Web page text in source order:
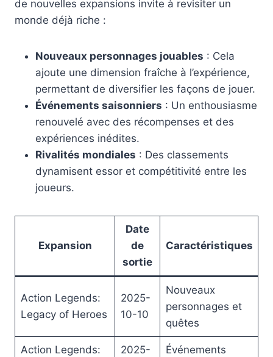
de nouvelles expansions invite à revisiter un
monde déjà riche :
Nouveaux personnages jouables : Cela
ajoute une dimension fraîche à l’expérience,
permettant de diversifier les façons de jouer.
Événements saisonniers : Un enthousiasme
renouvelé avec des récompenses et des
expériences inédites.
Rivalités mondiales : Des classements
dynamisent essor et compétitivité entre les
joueurs.
Expansion
Date
de
sortie
Caractéristiques
Action Legends:
Legacy of Heroes
2025-
10-10
Nouveaux
personnages et
quêtes
Action Legends:
2025-
Événements